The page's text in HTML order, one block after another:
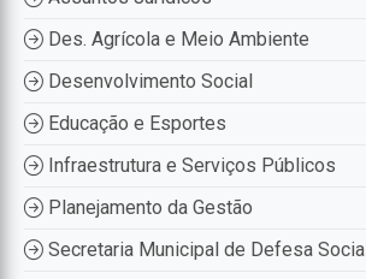
Des. Agrícola e Meio Ambiente
Desenvolvimento Social
Educação e Esportes
Infraestrutura e Serviços Públicos
Planejamento da Gestão
Secretaria Municipal de Defesa